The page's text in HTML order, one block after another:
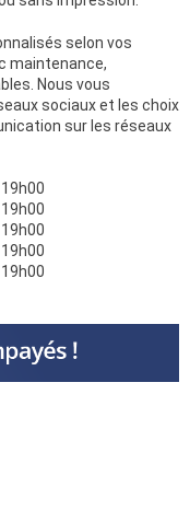
selon vos
maintenance,
Nous vous
sociaux et les choix
sur les réseaux